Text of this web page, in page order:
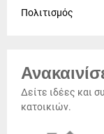
Πολιτισμός
Δείτε ιδέες και
κατοικιών.